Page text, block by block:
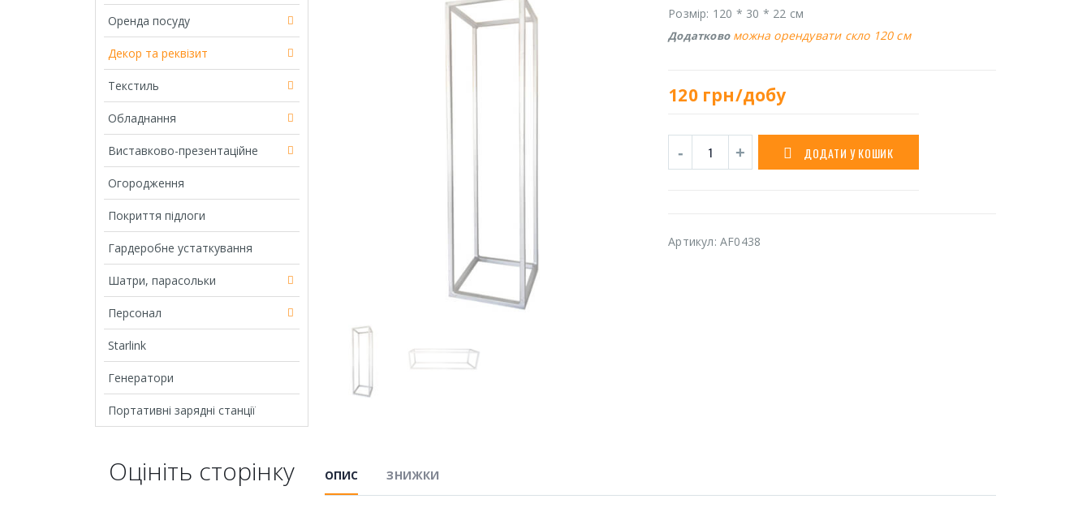
Розмір: 120 * 30 * 22 см
Додатково можна орендувати скло 120 см
120 грн/добу
ДОДАТИ У КОШИК
Артикул:AF0438
ОПИС ЗНИЖКИ
Оренда посуду
Декор та реквізит
Текстиль
Обладнання
Виставково-презентаційне
Огородження
Покриття підлоги
Гардеробне устаткування
Шатри, парасольки
Персонал
Starlink
Генератори
Портативні зарядні станції
Оцініть cторінку